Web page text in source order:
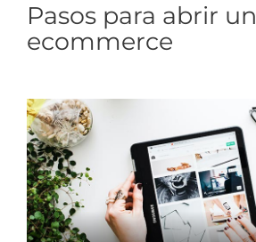
Pasos para abrir un
ecommerce